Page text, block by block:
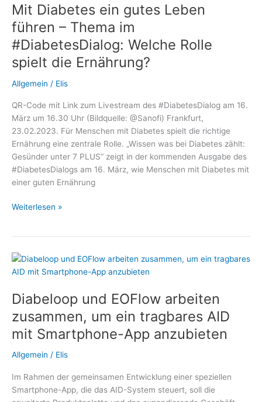
Senioren
sicher
begleiten
Mit Diabetes ein gutes Leben
führen – Thema im
#DiabetesDialog: Welche Rolle
spielt die Ernährung?
Allgemein / Elis
QR-Code mit Link zum Livestream des #DiabetesDialog am 16.
März um 16.30 Uhr (Bildquelle: @Sanofi) Frankfurt,
23.02.2023. Für Menschen mit Diabetes spielt die richtige
Ernährung eine zentrale Rolle. „Wissen was bei Diabetes zählt:
Gesünder unter 7 PLUS“ zeigt in der kommenden Ausgabe des
#DiabetesDialogs am 16. März, wie Menschen mit Diabetes mit
einer guten Ernährung
Mit
Leben
führen
Thema
#DiabetesDialog:
Welche
spielt
die
Ernährung?
Weiterlesen »
Diabeloop und EOFlow arbeiten
zusammen, um ein tragbares AID
mit Smartphone-App anzubieten
Allgemein / Elis
Im Rahmen der gemeinsamen Entwicklung einer speziellen
Smartphone-App, die das AID-System steuert, soll die